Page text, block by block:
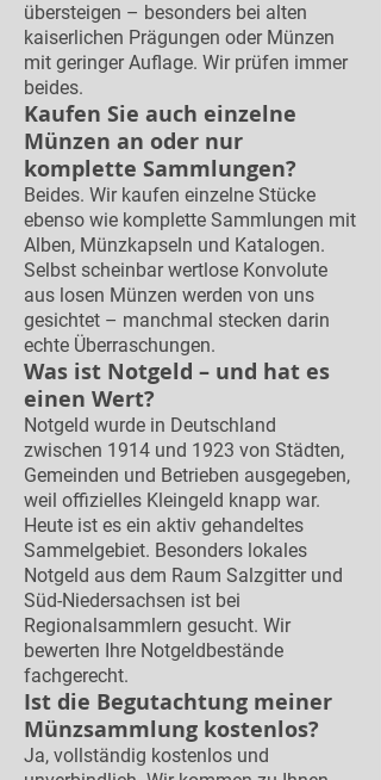
übersteigen – besonders bei alten
kaiserlichen Prägungen oder Münzen
mit geringer Auflage. Wir prüfen immer
beides.
Kaufen Sie auch einzelne
Münzen an oder nur
komplette Sammlungen?
Beides. Wir kaufen einzelne Stücke
ebenso wie komplette Sammlungen mit
Alben, Münzkapseln und Katalogen.
Selbst scheinbar wertlose Konvolute
aus losen Münzen werden von uns
gesichtet – manchmal stecken darin
echte Überraschungen.
Was ist Notgeld – und hat es
einen Wert?
Notgeld wurde in Deutschland
zwischen 1914 und 1923 von Städten,
Gemeinden und Betrieben ausgegeben,
weil offizielles Kleingeld knapp war.
Heute ist es ein aktiv gehandeltes
Sammelgebiet. Besonders lokales
Notgeld aus dem Raum Salzgitter und
Süd-Niedersachsen ist bei
Regionalsammlern gesucht. Wir
bewerten Ihre Notgeldbestände
fachgerecht.
Ist die Begutachtung meiner
Münzsammlung kostenlos?
Ja, vollständig kostenlos und